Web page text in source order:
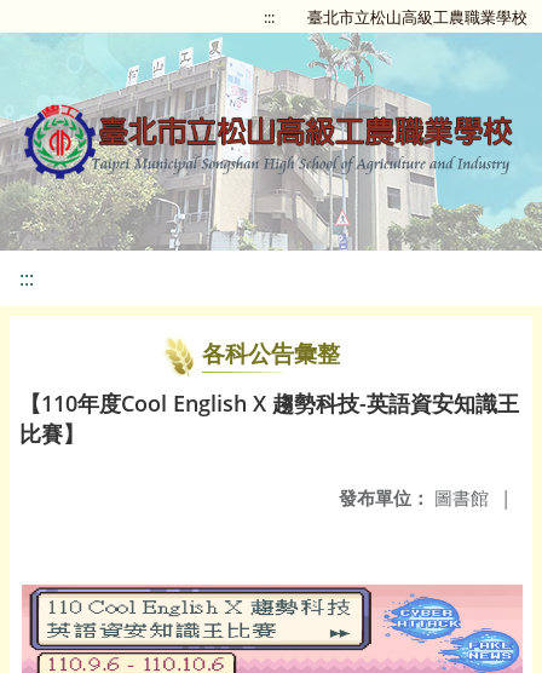
::: 臺北市立松山高級工農職業學校
:::
各科公告彙整
【110年度Cool English X 趨勢科技-英語資安知識王
比賽】
發布單位： 圖書館 |